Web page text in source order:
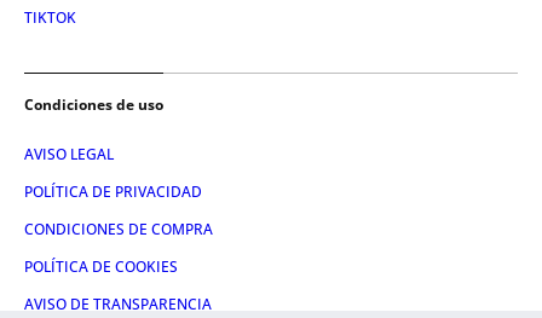
TIKTOK
Condiciones de uso
AVISO LEGAL
POLÍTICA DE PRIVACIDAD
CONDICIONES DE COMPRA
POLÍTICA DE COOKIES
AVISO DE TRANSPARENCIA